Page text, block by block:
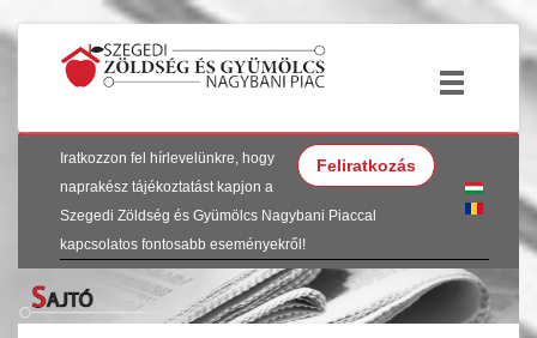
Feliratkozás
Iratkozzon fel hírlevelünkre, hogy
naprakész tájékoztatást kapjon a
Szegedi Zöldség és Gyümölcs Nagybani Piaccal
kapcsolatos fontosabb eseményekről!